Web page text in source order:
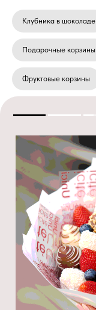
Клубника в шоколаде
Подарочные корзины
Фруктовые корзины